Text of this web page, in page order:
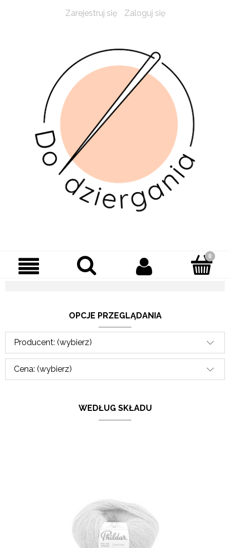
Zarejestruj się Zaloguj się
OPCJE PRZEGLĄDANIA
Producent: (wybierz)
Cena: (wybierz)
WEDŁUG SKŁADU